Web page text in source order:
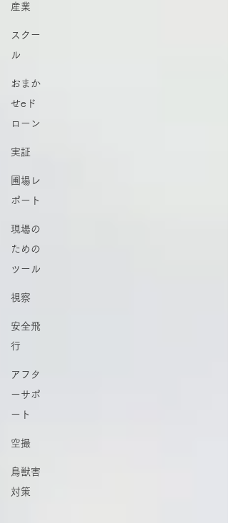
産業
スクー
ル
おまか
せeド
ローン
実証
圃場レ
ポート
現場の
ための
ツール
視察
安全飛
行
アフタ
ーサポ
ート
空撮
鳥獣害
対策